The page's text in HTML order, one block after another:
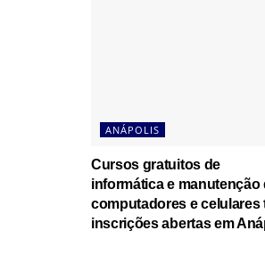
ANÁPOLIS
Cursos gratuitos de
informática e manutenção
computadores e celulares
inscrições abertas em